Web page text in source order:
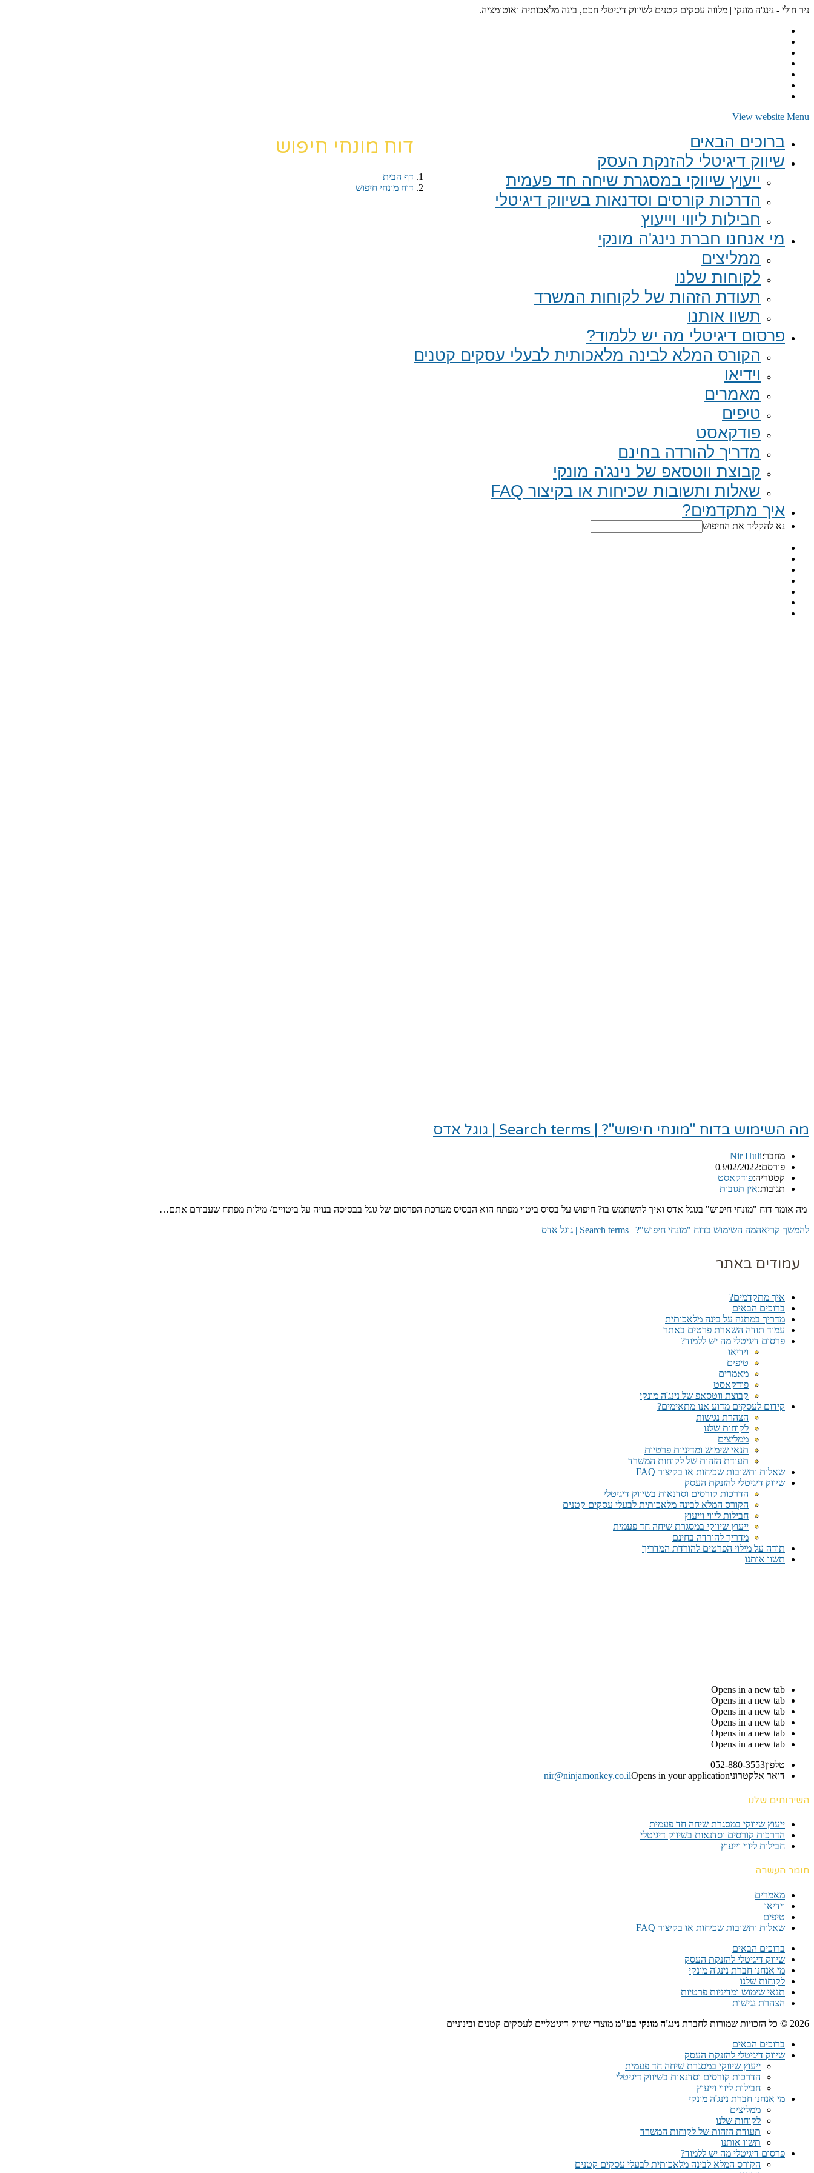
ניר חולי - נינג'ה מונקי | מלווה עסקים קטנים לשיווק דיגיטלי חכם, בינה מלאכותית ואוטומציה.
View website Menu
ברוכים הבאים
שיווק דיגיטלי להזנקת העסק
ייעוץ שיווקי במסגרת שיחה חד פעמית​
הדרכות קורסים וסדנאות בשיווק דיגיטלי
חבילות ליווי וייעוץ
מי אנחנו חברת נינג'ה מונקי
ממליצים
לקוחות שלנו
תעודת הזהות של לקוחות המשרד
תשוו אותנו
פרסום דיגיטלי מה יש ללמוד?
הקורס המלא לבינה מלאכותית לבעלי עסקים קטנים
וידיאו
מאמרים
טיפים
פודקאסט
מדריך להורדה בחינם
קבוצת ווטסאפ של נינג'ה מונקי​
שאלות ותשובות שכיחות או בקיצור FAQ
איך מתקדמים?
נא להקליד את החיפוש
דוח מונחי חיפוש
דף הבית
דוח מונחי חיפוש
מה השימוש בדוח "מונחי חיפוש"? | Search terms | גוגל אדס
מחבר:Nir Huli
פורסם:03/02/2022
קטגוריה:פודקאסט
תגובות:אין תגובות
מה אומר דוח "מונחי חיפוש" בגוגל אדס ואיך להשתמש בו? חיפוש על בסיס ביטוי מפתח הוא הבסיס מערכת הפרסום של גוגל בבסיסה בנויה על ביטויים/ מילות מפתח שעבורם אתם…
להמשך קריאהמה השימוש בדוח "מונחי חיפוש"? | Search terms | גוגל אדס
עמודים באתר
איך מתקדמים?
ברוכים הבאים
מדריך במתנה על בינה מלאכותית
עמוד תודה השארת פרטים באתר
פרסום דיגיטלי מה יש ללמוד?
וידיאו
טיפים
מאמרים
פודקאסט
קבוצת ווטסאפ של נינג'ה מונקי​
קידום לעסקים מדוע אנו מתאימים?
הצהרת נגישות
לקוחות שלנו
ממליצים
תנאי שימוש ומדיניות פרטיות
תעודת הזהות של לקוחות המשרד
שאלות ותשובות שכיחות או בקיצור FAQ
שיווק דיגיטלי להזנקת העסק
הדרכות קורסים וסדנאות בשיווק דיגיטלי
הקורס המלא לבינה מלאכותית לבעלי עסקים קטנים
חבילות ליווי וייעוץ
ייעוץ שיווקי במסגרת שיחה חד פעמית​
מדריך להורדה בחינם
תודה על מילוי הפרטים להורדת המדריך
תשוו אותנו
Opens in a new tab
Opens in a new tab
Opens in a new tab
Opens in a new tab
Opens in a new tab
Opens in a new tab
טלפון052-880-3553
דואר אלקטרוני
nir@ninjamonkey.co.ilOpens in your application
השירותים שלנו
ייעוץ שיווקי במסגרת שיחה חד פעמית​
הדרכות קורסים וסדנאות בשיווק דיגיטלי
חבילות ליווי וייעוץ
חומר העשרה
מאמרים
וידיאו
טיפים
שאלות ותשובות שכיחות או בקיצור FAQ
ברוכים הבאים
שיווק דיגיטלי להזנקת העסק
מי אנחנו חברת נינג'ה מונקי
לקוחות שלנו
תנאי שימוש ומדיניות פרטיות
הצהרת נגישות
2026 © כל הזכויות שמורות לחברת
נינג'ה מונקי בע"מ מוצרי שיווק דיגיטליים לעסקים קטנים ובינוניים
ברוכים הבאים
שיווק דיגיטלי להזנקת העסק
ייעוץ שיווקי במסגרת שיחה חד פעמית​
הדרכות קורסים וסדנאות בשיווק דיגיטלי
חבילות ליווי וייעוץ
מי אנחנו חברת נינג'ה מונקי
ממליצים
לקוחות שלנו
תעודת הזהות של לקוחות המשרד
תשוו אותנו
פרסום דיגיטלי מה יש ללמוד?
הקורס המלא לבינה מלאכותית לבעלי עסקים קטנים